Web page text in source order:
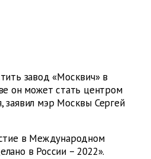
завод «Москвич» в
он может стать центром
заявил мэр Москвы Сергей
в Международном
в России – 2022».